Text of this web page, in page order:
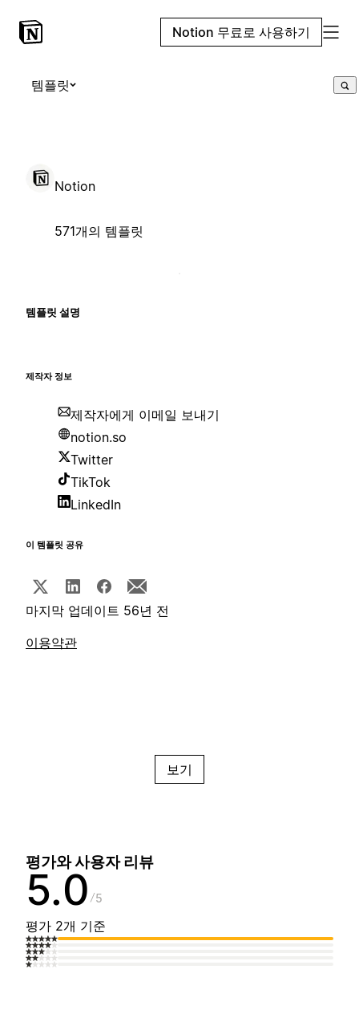
Notion 무료로 사용하기
템플릿
Notion
571개의 템플릿
템플릿 설명
제작자 정보
제작자에게 이메일 보내기
notion.so
Twitter
TikTok
LinkedIn
이 템플릿 공유
마지막 업데이트 56년 전
이용약관
보기
평가와 사용자 리뷰
5.0 5
평가 2개 기준